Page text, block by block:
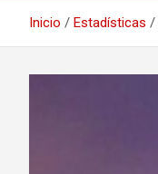
Inicio Estadísticas